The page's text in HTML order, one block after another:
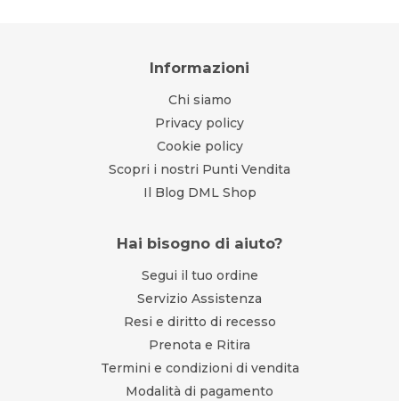
Informazioni
Chi siamo
Privacy policy
Cookie policy
Scopri i nostri Punti Vendita
Il Blog DML Shop
Hai bisogno di aiuto?
Segui il tuo ordine
Servizio Assistenza
Resi e diritto di recesso
Prenota e Ritira
Termini e condizioni di vendita
Modalità di pagamento